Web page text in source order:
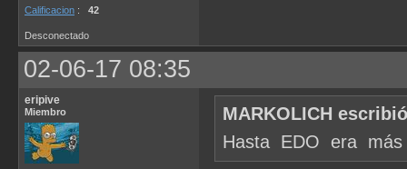
Calificacion : 42
Desconectado
02-06-17 08:35
eripive
Miembro
MARKOLICH
Hasta EDO era más